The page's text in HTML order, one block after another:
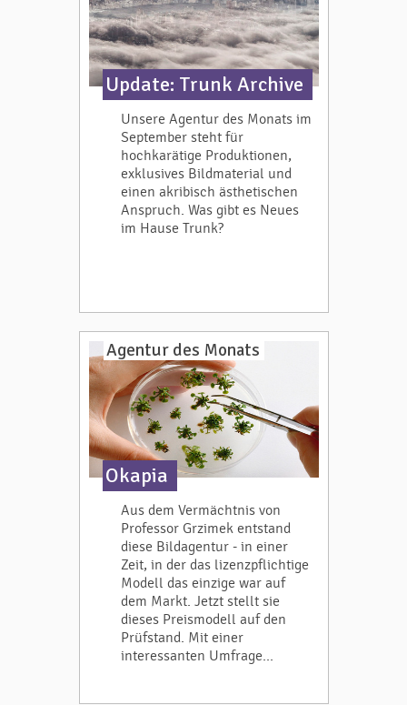
Update: Trunk Archive
Unsere Agentur des Monats im
September steht für
hochkarätige Produktionen,
exklusives Bildmaterial und
einen akribisch ästhetischen
Anspruch. Was gibt es Neues
im Hause Trunk?
Agentur des Monats
Okapia
Aus dem Vermächtnis von
Professor Grzimek entstand
diese Bildagentur - in einer
Zeit, in der das lizenzpflichtige
Modell das einzige war auf
dem Markt. Jetzt stellt sie
dieses Preismodell auf den
Prüfstand. Mit einer
interessanten Umfrage...